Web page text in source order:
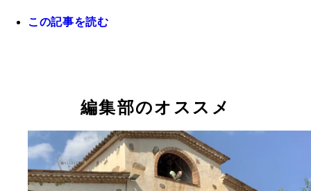
この記事を読む
編集部のオススメ